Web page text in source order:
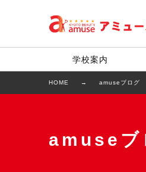
学校案内
HOME amuseブログ
amuseブ